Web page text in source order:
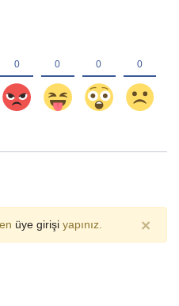
üye girişiyapınız. ×